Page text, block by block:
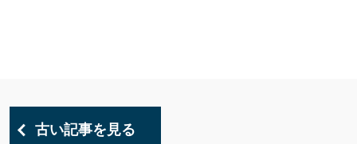
古い記事を見る